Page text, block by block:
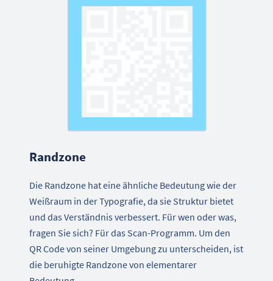
Randzone
Die Randzone hat eine ähnliche Bedeutung wie der
Weißraum in der Typografie, da sie Struktur bietet
und das Verständnis verbessert. Für wen oder was,
fragen Sie sich? Für das Scan-Programm. Um den
QR Code von seiner Umgebung zu unterscheiden, ist
die beruhigte Randzone von elementarer